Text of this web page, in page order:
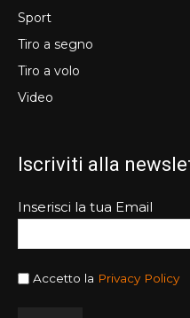
Sport
Tiro a segno
Tiro a volo
Video
Iscriviti alla
Inserisci la tua Email
Accetto la Privacy Policy